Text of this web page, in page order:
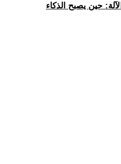
حين يصبح الذكاء